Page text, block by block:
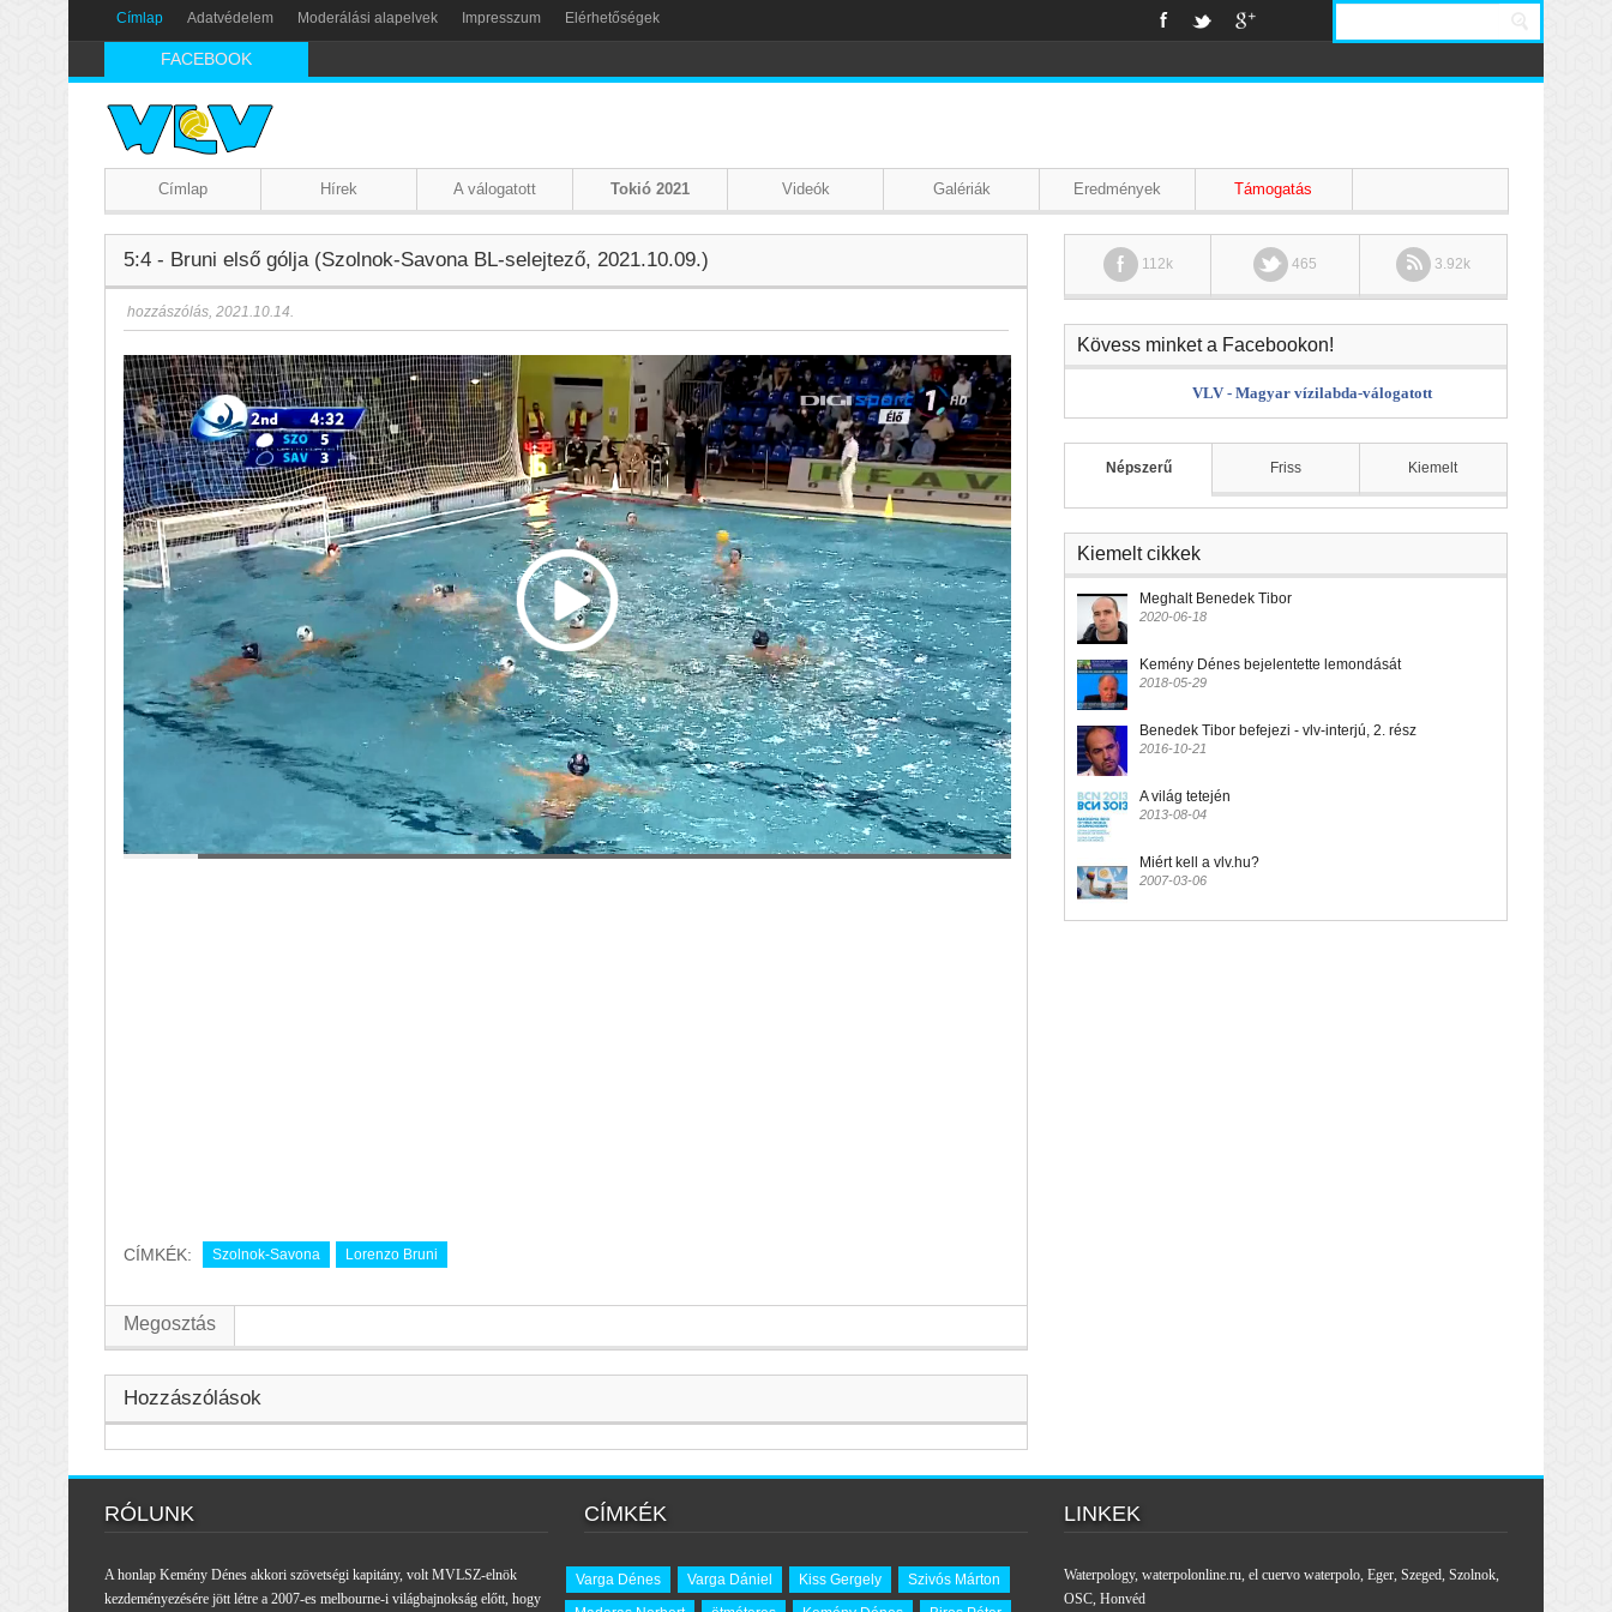
Címlap Adatvédelem Moderálási alapelvek Impresszum Elérhetőségek
FACEBOOK
Címlap Hírek A válogatott Tokió 2021 Videók Galériák Eredmények Támogatás
5:4 - Bruni első gólja (Szolnok-Savona BL-selejtező, 2021.10.09.)
hozzászólás, 2021.10.14.
CÍMKÉK: Szolnok-Savona Lorenzo Bruni
Megosztás
Hozzászólások
112k 465 3.92k
Kövess minket a Facebookon!
VLV - Magyar vízilabda-válogatott
Népszerű Friss Kiemelt
Kiemelt cikkek
Meghalt Benedek Tibor
2020-06-18
Kemény Dénes bejelentette lemondását
2018-05-29
Benedek Tibor befejezi - vlv-interjú, 2. rész
2016-10-21
A világ tetején
2013-08-04
Miért kell a vlv.hu?
2007-03-06
RÓLUNK
A honlap Kemény Dénes akkori szövetségi kapitány, volt MVLSZ-elnök
kezdeményezésére jött létre a 2007-es melbourne-i világbajnokság előtt, hogy
CÍMKÉK
Varga Dénes Varga Dániel Kiss Gergely
Szivós Márton
LINKEK
Waterpology, waterpolonline.ru, el cuervo waterpolo, Eger, Szeged, Szolnok,
OSC, Honvéd